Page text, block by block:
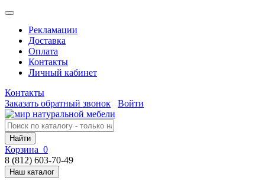
Рекламации
Доставка
Оплата
Контакты
Личный кабинет
Контакты
Заказать обратный звонок
Войти
Найти
Корзина 0
8 (812) 603-70-49
Наш каталог